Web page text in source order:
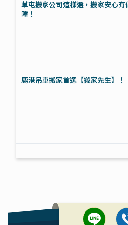
草屯搬家公司這樣選，搬家安心有
障！
鹿港吊車搬家首選【搬家先生】！